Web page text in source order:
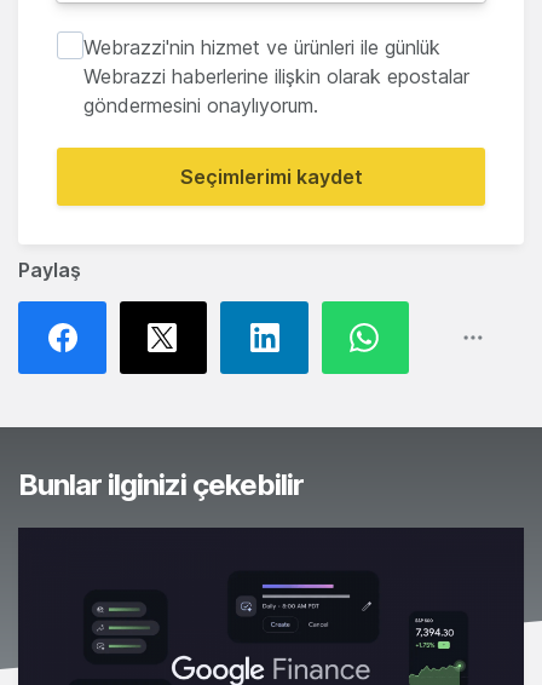
Paylaş
Webrazzi'nin hizmet ve ürünleri ile günlük
Webrazzi haberlerine ilişkin olarak epostalar
göndermesini onaylıyorum.
Seçimlerimi kaydet
Bunlar ilginizi çekebilir